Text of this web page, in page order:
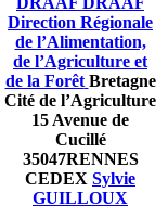
Direction Régionale
de l’Alimentation,
de l’Agriculture et
de la Forêt Bretagne
Cité de l’Agriculture
15 Avenue de
Cucillé
35047RENNES
CEDEX Sylvie
GUILLOUX